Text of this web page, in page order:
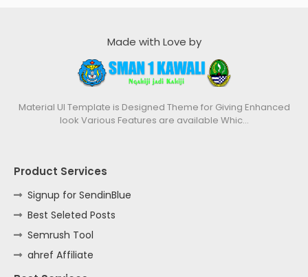
Made with Love by
Material UI Template is Designed Theme for Giving Enhanced
look Various Features are available Whic…
Product Services
Signup for SendinBlue
Best Seleted Posts
Semrush Tool
ahref Affiliate